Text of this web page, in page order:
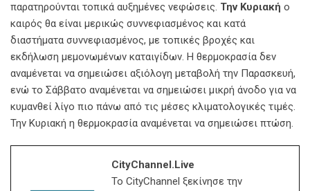
παρατηρούνται τοπικά αυξημένες νεφώσεις. Την Κυριακή ο
καιρός θα είναι μερικώς συννεφιασμένος και κατά
διαστήματα συννεφιασμένος, με τοπικές βροχές και
εκδήλωση μεμονωμένων καταιγίδων. Η θερμοκρασία δεν
αναμένεται να σημειώσει αξιόλογη μεταβολή την Παρασκευή,
ενώ το Σάββατο αναμένεται να σημειώσει μικρή άνοδο για να
κυμανθεί λίγο πιο πάνω από τις μέσες κλιματολογικές τιμές.
Την Κυριακή η θερμοκρασία αναμένεται να σημειώσει πτώση.
CityChannel.live
Το CityChannel ξεκίνησε την